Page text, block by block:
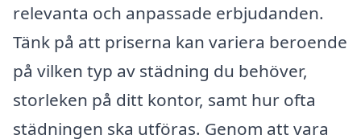
relevanta och anpassade erbjudanden.
Tänk på att priserna kan variera beroende
på vilken typ av städning du behöver,
storleken på ditt kontor, samt hur ofta
städningen ska utföras. Genom att vara